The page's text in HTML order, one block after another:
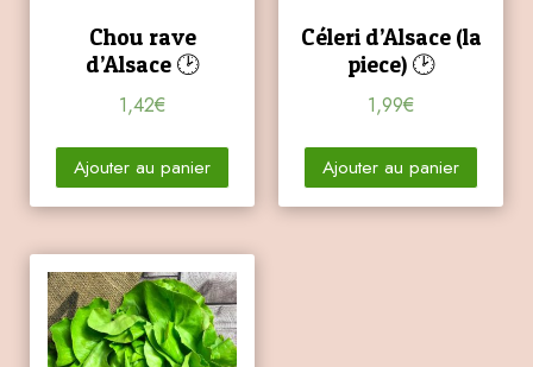
Chou rave
d’Alsace 🕑
1,42€
Ajouter au panier
Céleri d’Alsace (la
piece) 🕑
1,99€
Ajouter au panier